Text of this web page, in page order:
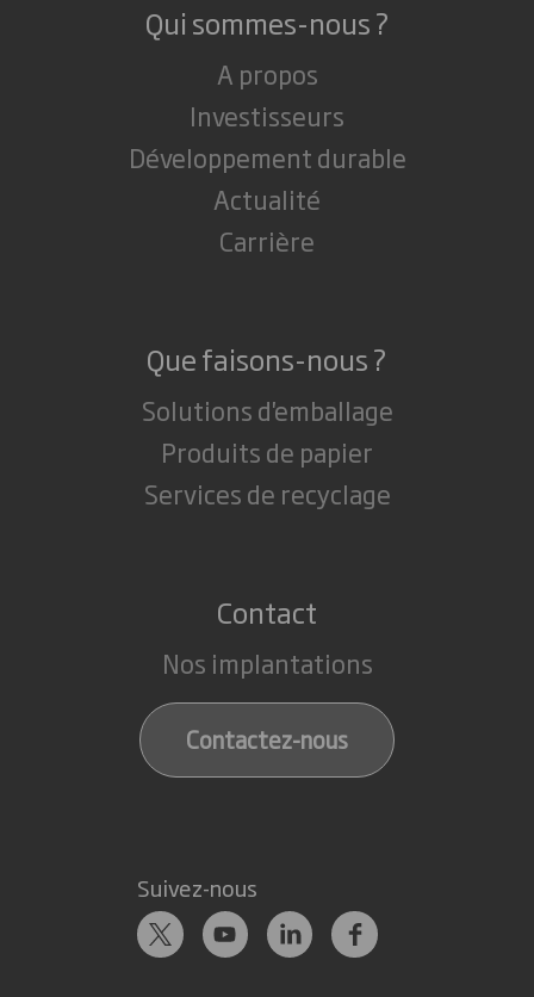
Qui sommes-nous ?
A propos
Investisseurs
Développement durable
Actualité
Carrière
Que faisons-nous ?
Solutions d'emballage
Produits de papier
Services de recyclage
Contact
Nos implantations
Contactez-nous
Suivez-nous